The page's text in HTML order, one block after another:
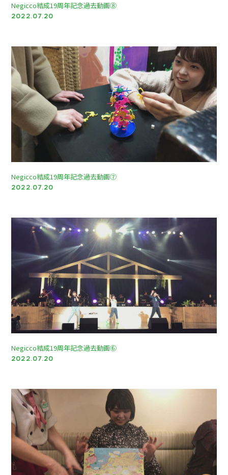
Negicco結成19周年記念過去動画⑧
2022.07.20
Negicco結成19周年記念過去動画⑦
2022.07.20
Negicco結成19周年記念過去動画⑥
2022.07.20